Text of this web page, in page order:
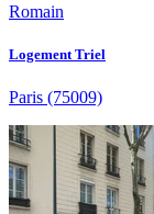
Romain
Logement Triel
Paris (75009)